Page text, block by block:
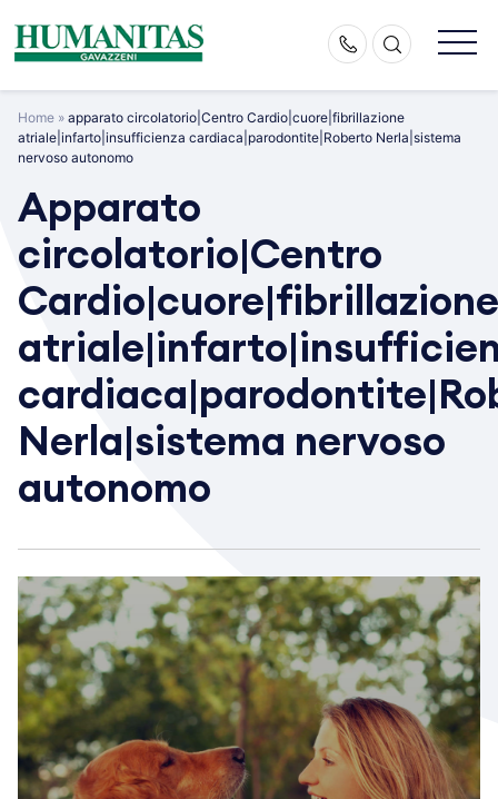
content
Home » apparato circolatorio|Centro Cardio|cuore|fibrillazione
atriale|infarto|insufficienza cardiaca|parodontite|Roberto Nerla|sistema
nervoso autonomo
Apparato
circolatorio|Centro
Cardio|cuore|fibrillazione
Nerla|sistema nervoso
autonomo